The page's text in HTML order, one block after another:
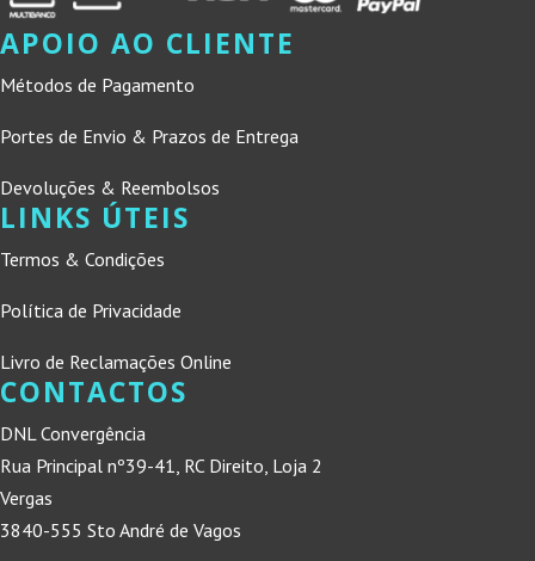
APOIO AO CLIENTE
Métodos de Pagamento
Portes de Envio & Prazos de Entrega
Devoluções & Reembolsos
LINKS ÚTEIS
Termos & Condições
Política de Privacidade
Livro de Reclamações Online
CONTACTOS
DNL Convergência
Rua Principal nº39-41, RC Direito, Loja 2
Vergas
3840-555 Sto André de Vagos